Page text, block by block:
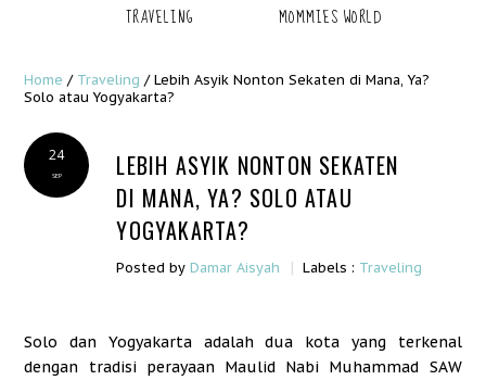
TRAVELING
MOMMIES WORLD
Home/ Traveling/Lebih Asyik Nonton Sekaten di Mana, Ya?
Solo atau Yogyakarta?
SEP
24
LEBIH ASYIK NONTON SEKATEN
DI MANA, YA? SOLO ATAU
YOGYAKARTA?
Posted byDamar Aisyah | Labels : Traveling
Solo dan Yogyakarta adalah dua kota yang terkenal
dengan tradisi perayaan Maulid Nabi Muhammad SAW